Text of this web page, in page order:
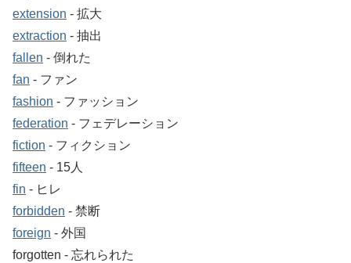
extension ‐ 拡大
extraction ‐ 抽出
fallen ‐ 倒れた
fan ‐ ファン
fashion ‐ ファッション
federation ‐ フェデレーション
fiction ‐ フィクション
fifteen ‐ 15人
fin ‐ ヒレ
forbidden ‐ 禁断
foreign ‐ 外国
forgotten ‐ 忘れられた